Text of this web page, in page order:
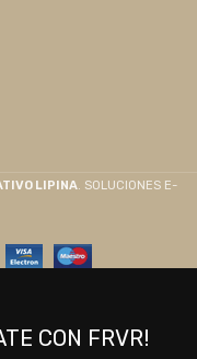
LIPINA. SOLUCIONES E-
CON FRVR!